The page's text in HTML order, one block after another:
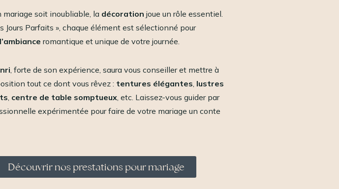
mariage soit inoubliable, la décoration joue un rôle essentiel.
Jours Parfaits », chaque élément est sélectionné pour
romantique et unique de votre journée.
, forte de son expérience, saura vous conseiller et mettre à
tout ce dont vous rêvez : tentures élégantes, lustres
, centre de table somptueux, etc. Laissez-vous guider par
expérimentée pour faire de votre mariage un conte
Découvrir nos prestations pour mariage